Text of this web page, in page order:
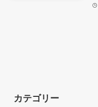
カテゴリー